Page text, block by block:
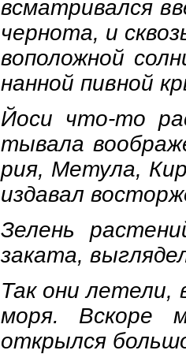
всматривался
чернота, и
воположной
нанной пивной
Йоси что-то
тывала
рия, Метула,
издавал
Зелень
заката,
Так они летели,
моря. Вскоре
открылся